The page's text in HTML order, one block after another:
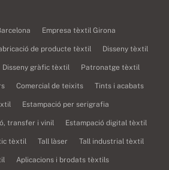
Empresa tèxtil Girona
de producte tèxtil Disseny tèxtil
Disseny gràfic tèxtil Patronatge tèxtil
Comercial de teixits Tints i acabats
Estampació per serigrafia
transfer i vinil Estampació digital tèxtil
tèxtil Tall làser Tall industrial tèxtil
Aplicacions i brodats tèxtils